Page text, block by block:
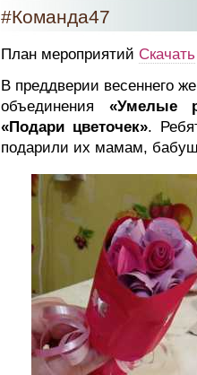
#Команда47
План мероприятий Скачать
В преддверии весеннего
объединения «Умелые
«Подари цветочек».
подарили их мамам,